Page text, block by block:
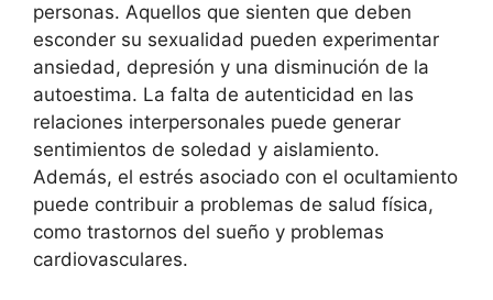
personas. Aquellos que sienten que deben
esconder su sexualidad pueden experimentar
ansiedad, depresión y una disminución de la
autoestima. La falta de autenticidad en las
relaciones interpersonales puede generar
sentimientos de soledad y aislamiento.
Además, el estrés asociado con el ocultamiento
puede contribuir a problemas de salud física,
como trastornos del sueño y problemas
cardiovasculares.